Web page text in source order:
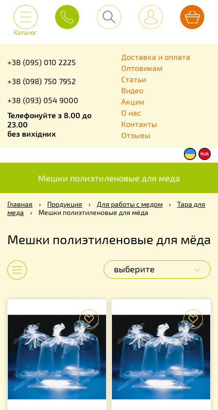
Каталог
+38 (095) 010 2225
+38 (098) 750 7952
+38 (093) 054 9000
Телефонуйте з 8.00 до
23.00
без вихідних
Доставка и оплата
Оптовикам
Статьи
Видео
Акции
О нас
Контакты
Отзывы
Мешки полиэтиленовые для мёда
Главная › Продукция › Для работы с медом ›
Тара для
меда
› Мешки полиэтиленовые для мёда
Мешки полиэтиленовые для мёда
выберите
f f